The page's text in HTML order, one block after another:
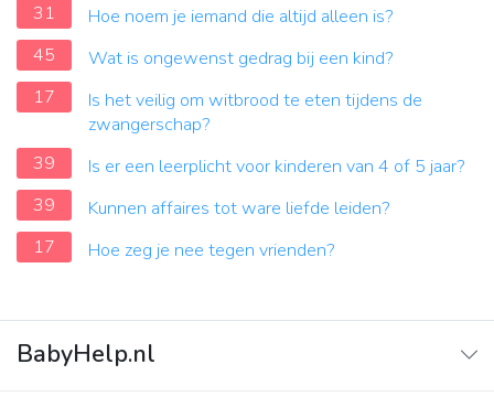
31
Hoe noem je iemand die altijd alleen is?
45
Wat is ongewenst gedrag bij een kind?
17
Is het veilig om witbrood te eten tijdens de
zwangerschap?
39
Is er een leerplicht voor kinderen van 4 of 5 jaar?
39
Kunnen affaires tot ware liefde leiden?
17
Hoe zeg je nee tegen vrienden?
BabyHelp.nl